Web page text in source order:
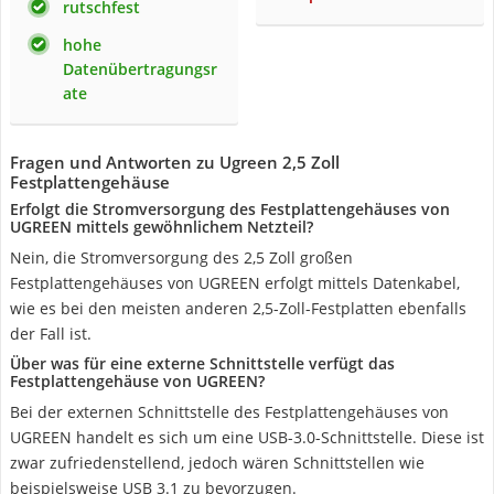
rutschfest
hohe
Datenübertragungsr
ate
Fragen und Antworten zu Ugreen 2,5 Zoll
Festplattengehäuse
Erfolgt die Stromversorgung des Festplattengehäuses von
UGREEN mittels gewöhnlichem Netzteil?
Nein, die Stromversorgung des 2,5 Zoll großen
Festplattengehäuses von UGREEN erfolgt mittels Datenkabel,
wie es bei den meisten anderen 2,5-Zoll-Festplatten ebenfalls
der Fall ist.
Über was für eine externe Schnittstelle verfügt das
Festplattengehäuse von UGREEN?
Bei der externen Schnittstelle des Festplattengehäuses von
UGREEN handelt es sich um eine USB-3.0-Schnittstelle. Diese ist
zwar zufriedenstellend, jedoch wären Schnittstellen wie
beispielsweise USB 3.1 zu bevorzugen.